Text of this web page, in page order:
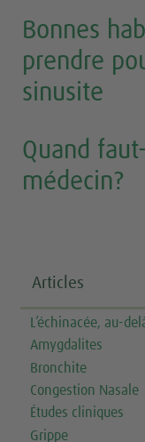
Bonnes
prendre
sinusite
Quand
médecin?
Articles
L’échinacée, au-
Amygdalites
Bronchite
Congestion Nasale
Études cliniques
Grippe